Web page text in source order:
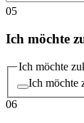
05
Ich möchte
Ich möchte
Ich möchte
06